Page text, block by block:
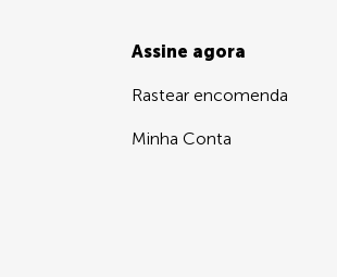
Assine agora
Rastear encomenda
Minha Conta